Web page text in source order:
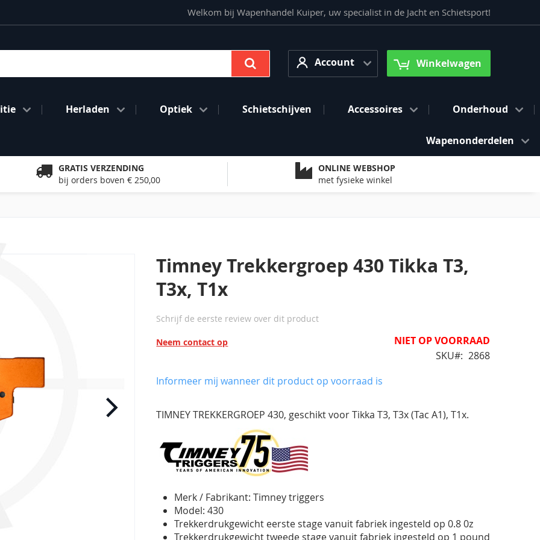
Welkom bij Wapenhandel Kuiper, uw specialist in de Jacht en Schietsport!
AccountAccount Winkelwagen
Herladen Optiek Schietschijven Accessoires Onderhoud
Wapenonderdelen
GRATIS VERZENDING
bij orders boven € 250,00
ONLINE WEBSHOP
met fysieke winkel
Timney Trekkergroep 430 Tikka T3,
T3x, T1x
Schrijf de eerste review over dit product
Neem contact op
NIET OP VOORRAAD
SKU
2868
Informeer mij wanneer dit product op voorraad is
TIMNEY TREKKERGROEP 430, geschikt voor Tikka T3, T3x (Tac A1), T1x.
Merk / Fabrikant: Timney triggers
Model: 430
Trekkerdrukgewicht eerste stage vanuit fabriek ingesteld op 0.8 0z
Trekkerdrukgewicht tweede stage vanuit fabriek ingesteld op 1 pound